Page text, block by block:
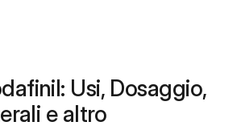
Usi, Dosaggio,
e altro